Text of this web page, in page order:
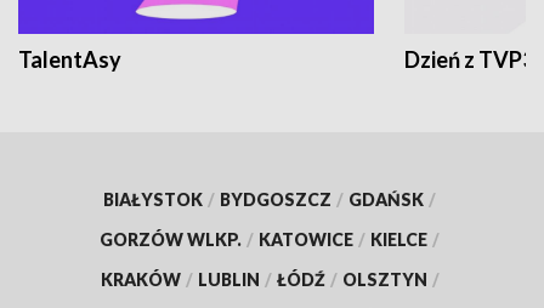
TalentAsy Dzień z TVP3
BIAŁYSTOK / BYDGOSZCZ / GDAŃSK /
GORZÓW WLKP. / KATOWICE / KIELCE /
KRAKÓW / LUBLIN / ŁÓDŹ / OLSZTYN /